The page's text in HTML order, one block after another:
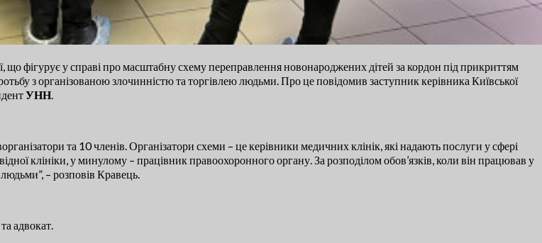
що фігурує у справі про масштабну схему переправлення новонароджених дітей за кордон під прикриттям
з організованою злочинністю та торгівлею людьми. Про це повідомив заступник керівника Київської
УНН.
та 10 членів. Організатори схеми – це керівники медичних клінік, які надають послуги у сфері
клініки, у минулому – працівник правоохоронного органу. За розподілом обов’язків, коли він працював у
– розповів Кравець.
адвокат.